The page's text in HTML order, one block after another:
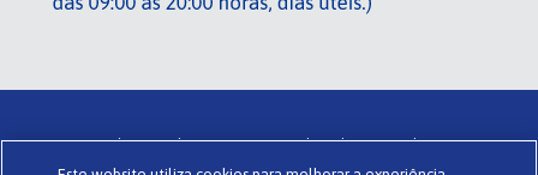
Centrada em si de TENA . Termos de utilização . Glossário .